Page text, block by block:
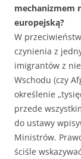
mechanizmem
europejską?
W
czynienia z
imigrantów z
Wschodu (czy
określenie
przede
do ustawy
Ministrów.
ściśle